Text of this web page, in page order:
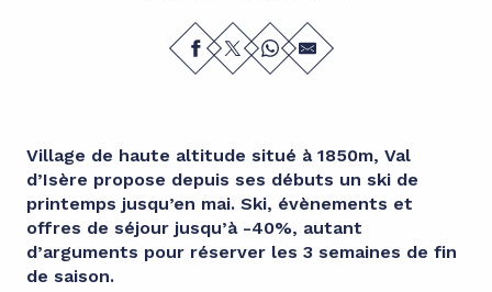
Village de haute altitude situé à 1850m, Val
d’Isère propose depuis ses débuts un ski de
printemps jusqu’en mai. Ski, évènements et
offres de séjour jusqu’à -40%, autant
d’arguments pour réserver les 3 semaines de fin
de saison.